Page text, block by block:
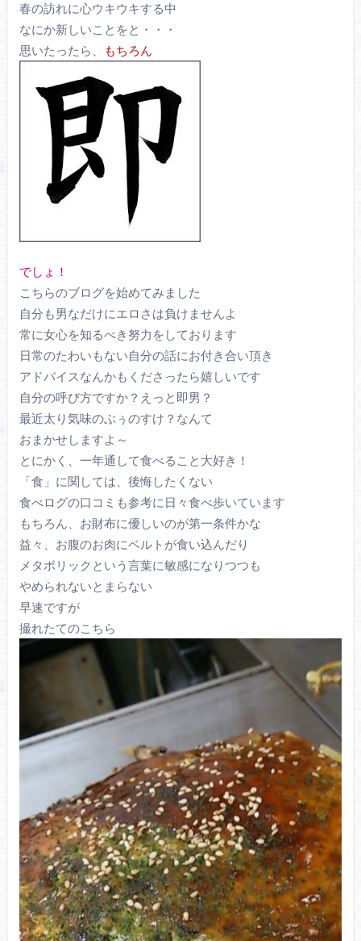
春の訪れに心ウキウキする中
なにか新しいことをと・・・
思いたったら、
もちろん
でしょ！
こちらのブログを始めてみました
自分も男なだけにエロさは負けませんよ
常に女心を知るべき努力をしております
日常のたわいもない自分の話にお付き合い頂き
アドバイスなんかもくださったら嬉しいです
自分の呼び方ですか？えっと即男？
最近太り気味のぶぅのすけ？なんて
おまかせしますよ～
とにかく、一年通して食べること大好き！
「食」に関しては、後悔したくない
食べログの口コミも参考に日々食べ歩いています
もちろん、お財布に優しいのが第一条件かな
益々、お腹のお肉にベルトが食い込んだり
メタボリックという言葉に敏感になりつつも
やめられないとまらない
早速ですが
撮れたてのこちら